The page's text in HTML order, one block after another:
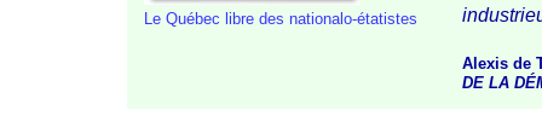
Le Québec libre des nationalo-étatistes
Alexis de
DE LA